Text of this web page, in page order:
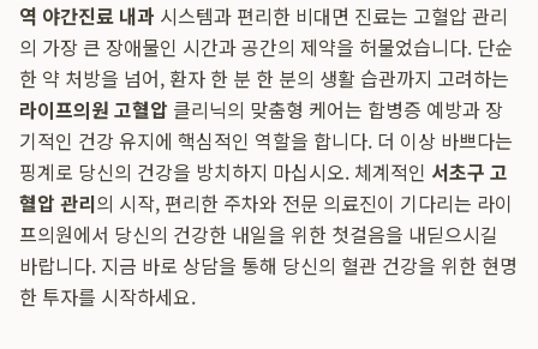
역 야간진료 내과 시스템과 편리한 비대면 진료는 고혈압 관리
의 가장 큰 장애물인 시간과 공간의 제약을 허물었습니다. 단순
한 약 처방을 넘어, 환자 한 분 한 분의 생활 습관까지 고려하는
라이프의원 고혈압 클리닉의 맞춤형 케어는 합병증 예방과 장
기적인 건강 유지에 핵심적인 역할을 합니다. 더 이상 바쁘다는
핑계로 당신의 건강을 방치하지 마십시오. 체계적인 서초구 고
혈압 관리의 시작, 편리한 주차와 전문 의료진이 기다리는 라이
프의원에서 당신의 건강한 내일을 위한 첫걸음을 내딛으시길
바랍니다. 지금 바로 상담을 통해 당신의 혈관 건강을 위한 현명
한 투자를 시작하세요.